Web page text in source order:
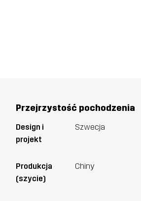
Przejrzystość pochodzenia
Design i
projekt
Szwecja
Produkcja
(szycie)
Chiny